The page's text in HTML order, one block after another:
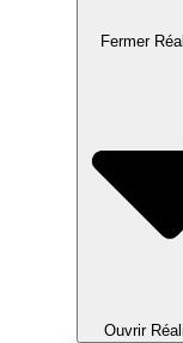
Fermer
Ouvrir